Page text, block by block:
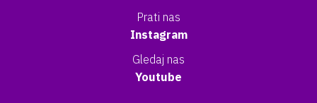
Prati nas
Instagram
Gledaj nas
Youtube